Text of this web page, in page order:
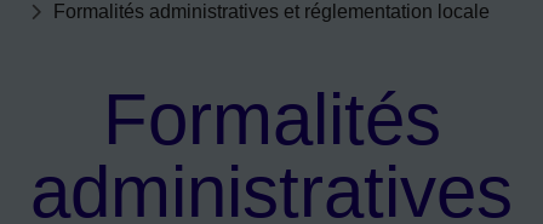
Formalités administratives et réglementation locale
Formalités
administratives